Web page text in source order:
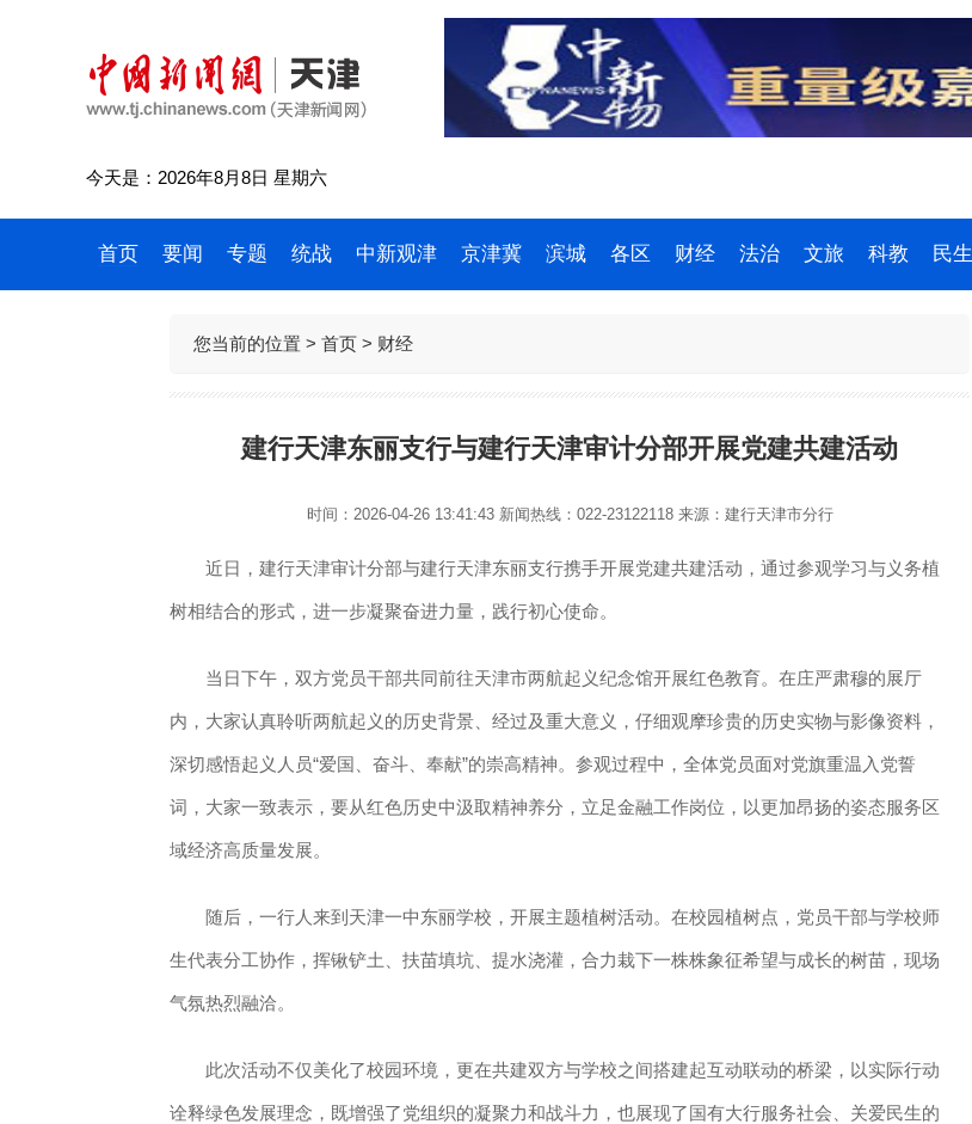
今天是：2026年8月8日 星期六
首页 要闻 专题 统战 中新观津 京津冀 滨城 各区 财经 法治 文旅 科教 民生
您当前的位置 > 首页 > 财经
建行天津东丽支行与建行天津审计分部开展党建共建活动
时间：2026-04-26 13:41:43 新闻热线：022-23122118来源：建行天津市分行
近日，建行天津审计分部与建行天津东丽支行携手开展党建共建活动，通过参观学习与义务植
树相结合的形式，进一步凝聚奋进力量，践行初心使命。
当日下午，双方党员干部共同前往天津市两航起义纪念馆开展红色教育。在庄严肃穆的展厅
内，大家认真聆听两航起义的历史背景、经过及重大意义，仔细观摩珍贵的历史实物与影像资料，
深切感悟起义人员“爱国、奋斗、奉献”的崇高精神。参观过程中，全体党员面对党旗重温入党誓
词，大家一致表示，要从红色历史中汲取精神养分，立足金融工作岗位，以更加昂扬的姿态服务区
域经济高质量发展。
随后，一行人来到天津一中东丽学校，开展主题植树活动。在校园植树点，党员干部与学校师
生代表分工协作，挥锹铲土、扶苗填坑、提水浇灌，合力栽下一株株象征希望与成长的树苗，现场
气氛热烈融洽。
此次活动不仅美化了校园环境，更在共建双方与学校之间搭建起互动联动的桥梁，以实际行动
诠释绿色发展理念，既增强了党组织的凝聚力和战斗力，也展现了国有大行服务社会、关爱民生的